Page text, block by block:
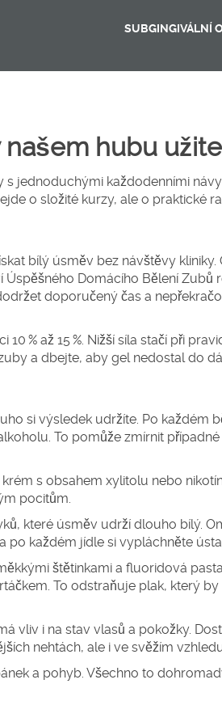
SUBGINGIVÁLNÍ
našem hubu
jednoduchými každodenními
o složité kurzy, ale o praktické
bílý úsměv bez návštěvy kliniky.
Úspěšného Domácího Bělení Zubů
doporučený čas a
% až 15 %. Nižší síla stačí při
a dbejte, aby gel nedostal do
si výsledek udržíte. Po každém
To pomůže zmírnit
s obsahem xylitolu nebo
pocitům.
které úsměv udrží dlouho bílý.
po každém jídle si vypláchněte
štětinkami a fluoridová
To odstraňuje plak, který
vliv i na stav vlasů a pokožky.
nehtách, ale i ve svěžím
a pohyb. Všechno to